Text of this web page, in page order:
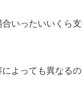
いったいいくら
よっても異なる